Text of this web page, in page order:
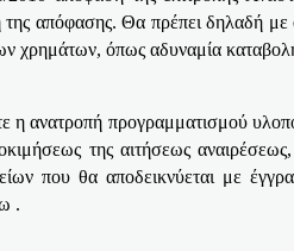
απόφασης. Θα πρέπει δηλαδή με
χρημάτων, όπως αδυναμία
η ανατροπή προγραμματισμού
της αιτήσεως
που θα αποδεικνύεται με
.